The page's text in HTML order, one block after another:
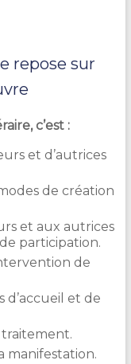
repose sur
c’est :
et d’autrices
de création
et aux autrices
participation.
de
d’accueil et de
manifestation.